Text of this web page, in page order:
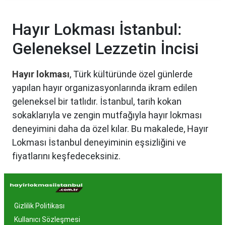
Hayır Lokması İstanbul:
Geleneksel Lezzetin İncisi
Hayır lokması, Türk kültüründe özel günlerde
yapılan hayır organizasyonlarında ikram edilen
geleneksel bir tatlıdır. İstanbul, tarih kokan
sokaklarıyla ve zengin mutfağıyla hayır lokması
deneyimini daha da özel kılar. Bu makalede, Hayır
Lokması İstanbul deneyiminin eşsizliğini ve
fiyatlarını keşfedeceksiniz.
Hayır Lokması İstanbul'da
Neden Popüler?
İstanbul, tarih ve kültür mirasıyla öne çıkan bir
Gizlilik Politikası
Kullanıcı Sözleşmesi